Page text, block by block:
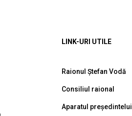
LINK-URI UTILE
Raionul Ștefan Vodă
Consiliul raional
Aparatul președintelui